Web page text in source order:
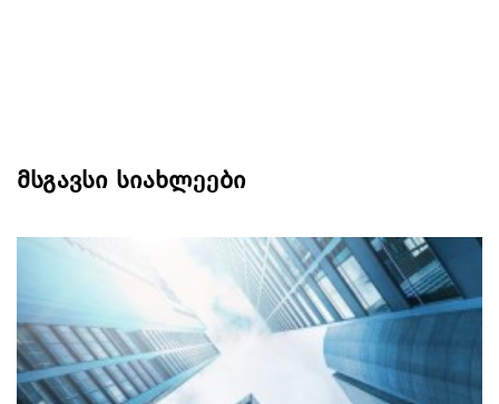
მსგავსი სიახლეები